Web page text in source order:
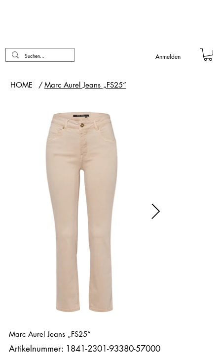
Anmelden
HOME / Marc Aurel Jeans „FS25“
Marc Aurel Jeans „FS25“
Artikelnummer:
Artikelnummer:
1841-
1841-2301-93380-57000